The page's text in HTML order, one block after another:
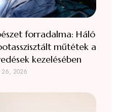
forradalma: Háló
műtétek a
kezelésében
26, 2026